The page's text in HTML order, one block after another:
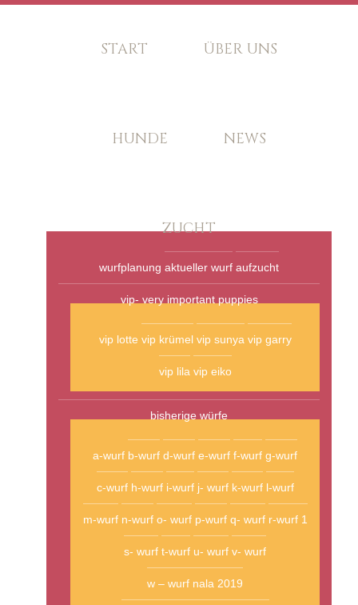
START ÜBER UNS
HUNDE NEWS
ZUCHT
wurfplanung aktueller wurf aufzucht
vip- very important puppies
vip lotte vip krümel vip sunya vip garry
vip lila vip eiko
bisherige würfe
a-wurf b-wurf d-wurf e-wurf f-wurf g-wurf
c-wurf h-wurf i-wurf j- wurf k-wurf l-wurf
m-wurf n-wurf o- wurf p-wurf q- wurf r-wurf 1
s- wurf t-wurf u- wurf v- wurf
w – wurf nala 2019